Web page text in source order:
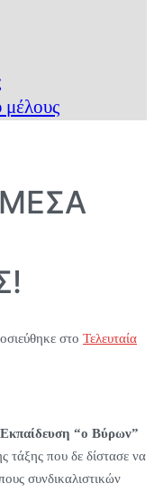
μέλους
στο Τελευταία
“ο Βύρων”
τάξης που δε δίστασε να
συνδικαλιστικών